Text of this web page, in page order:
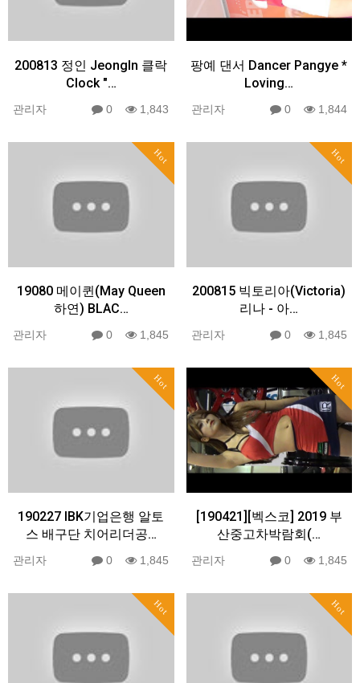
200813 정인 JeongIn 클락
Clock "…
관리자 0 1,843
팡예 댄서 Dancer Pangye *
Loving…
관리자 0 1,844
Hot
19080 메이퀸(May Queen
하연) BLAC…
관리자 0 1,845
Hot
200815 빅토리아(Victoria)
리나 - 아…
관리자 0 1,845
Hot
190227 IBK기업은행 알토
스 배구단 치어리더공…
관리자 0 1,845
Hot
[190421][벡스코] 2019 부
산중고차박람회(…
관리자 0 1,845
Hot Hot